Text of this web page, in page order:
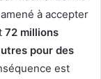
amené à accepter
72 millions
pour des
est